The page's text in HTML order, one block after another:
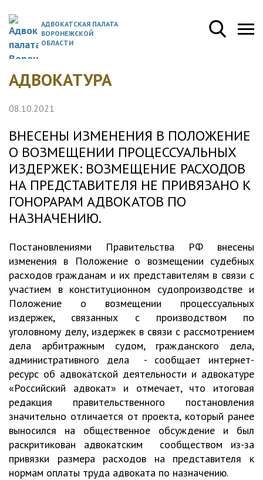
АДВОКАТСКАЯ ПАЛАТА
ВОРОНЕЖСКОЙ
ОБЛАСТИ
АДВОКАТУРА
08.10.2021
ВНЕСЕНЫ ИЗМЕНЕНИЯ В ПОЛОЖЕНИЕ
О ВОЗМЕЩЕНИИ ПРОЦЕССУАЛЬНЫХ
ИЗДЕРЖЕК: ВОЗМЕЩЕНИЕ РАСХОДОВ
НА ПРЕДСТАВИТЕЛЯ НЕ ПРИВЯЗАНО К
ГОНОРАРАМ АДВОКАТОВ ПО
НАЗНАЧЕНИЮ.
Постановлениями Правительства РФ внесены
изменения в Положение о возмещении судебных
расходов гражданам и их представителям в связи с
участием в конституционном судопроизводстве и
Положение о возмещении процессуальных
издержек, связанных с производством по
уголовному делу, издержек в связи с рассмотрением
дела арбитражным судом, гражданского дела,
административного дела - сообщает интернет-
ресурс об адвокатской деятельности и адвокатуре
«Российский адвокат» и отмечает, что итоговая
редакция правительственного постановления
значительно отличается от проекта, который ранее
выносился на общественное обсуждение и был
раскритикован адвокатским сообществом из-за
привязки размера расходов на представителя к
нормам оплаты труда адвоката по назначению.